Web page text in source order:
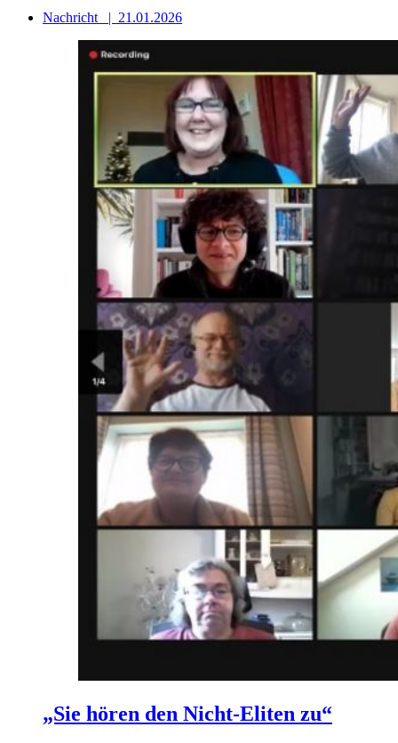
Nachricht | 21.01.2026
„Sie hören den Nicht-Eliten zu“